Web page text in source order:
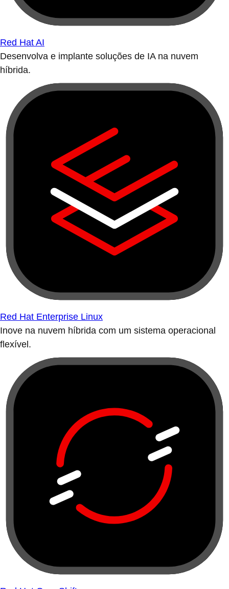
Red Hat AI
Desenvolva e implante soluções de IA na nuvem
híbrida.
Red Hat Enterprise Linux
Inove na nuvem híbrida com um sistema operacional
flexível.